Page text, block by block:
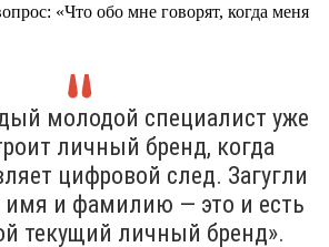
«Что обо мне говорят, когда меня
молодой специалист уже
личный бренд, когда
цифровой след. Загугли
имя и фамилию — это и есть
текущий личный бренд».